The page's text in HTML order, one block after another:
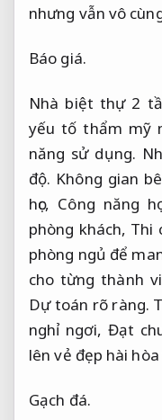
nhưng vẫn vô
Báo giá.
Nhà biệt thự 2
yếu tố thẩm mỹ
năng sử dụng.
độ. Không gian
học, Công năng
phòng khách, Thi
phòng ngủ để
cho từng thành
Dự toán rõ ràng.
nghỉ ngơi, Đạt
lên vẻ đẹp hài
Gạch đá.